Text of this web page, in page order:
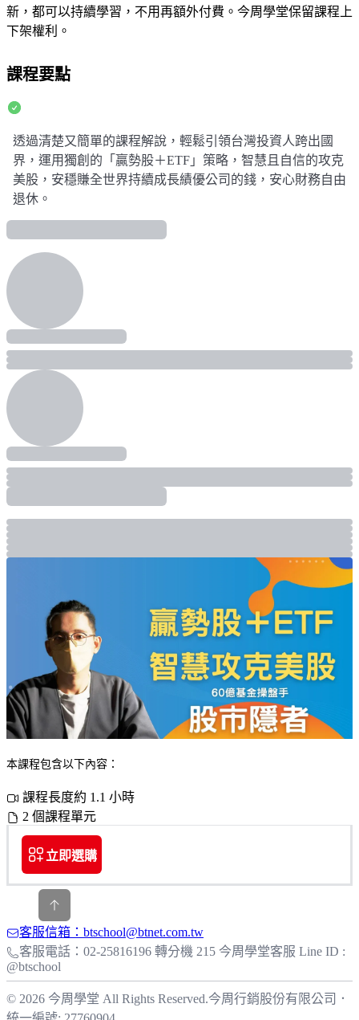
新，都可以持續學習，不用再額外付費。今周學堂保留課程上
下架權利。
課程要點
透過清楚又簡單的課程解說，輕鬆引領台灣投資人跨出國
界，運用獨創的「贏勢股＋ETF」策略，智慧且自信的攻克
美股，安穩賺全世界持續成長績優公司的錢，安心財務自由
退休。
本課程包含以下內容：
課程長度約 1.1 小時
2 個課程單元
立即選購
客服信箱：btschool@btnet.com.tw
客服電話：02-25816196 轉分機 215 今周學堂客服 Line ID :
@btschool
© 2026 今周學堂 All Rights Reserved.今周行銷股份有限公司
．